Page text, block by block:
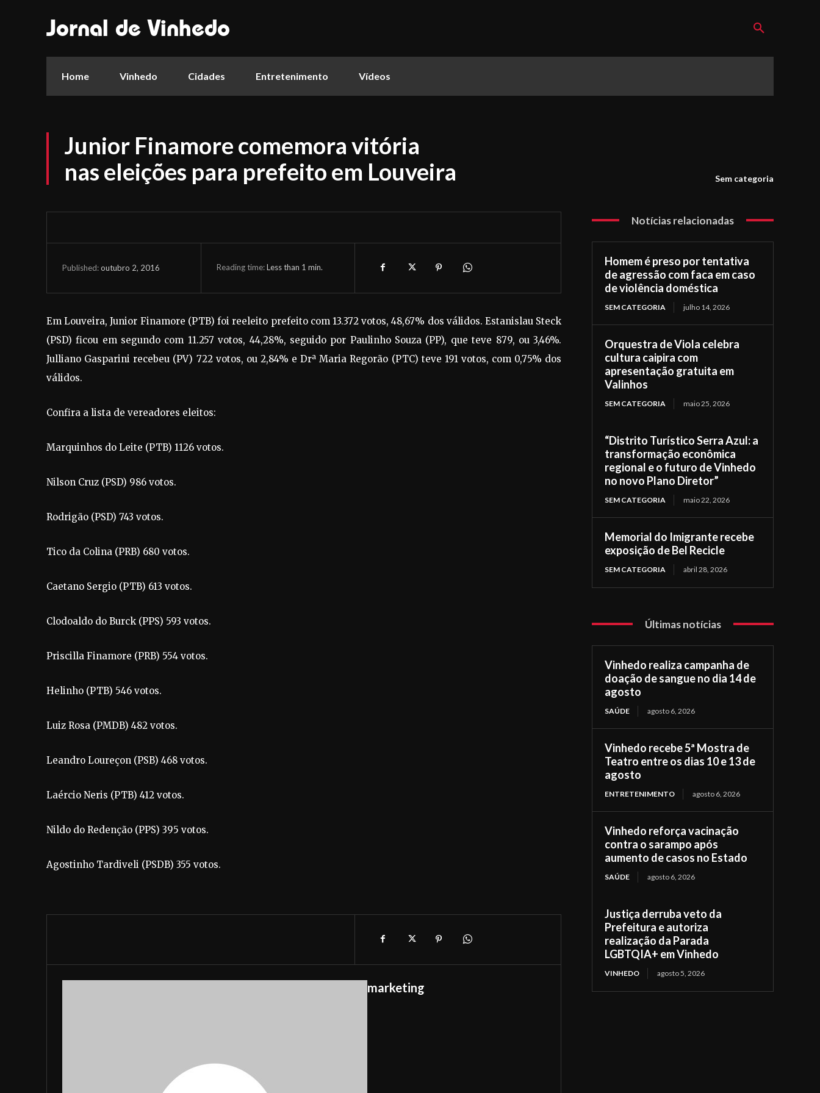
Jornal de Vinhedo
Home Vinhedo Cidades Entretenimento Vídeos
Junior Finamore comemora vitória
nas eleições para prefeito em Louveira
Sem categoria
Published:outubro 2, 2016 Reading time:Less than 1 min.
Em Louveira, Junior Finamore (PTB) foi reeleito prefeito com 13.372 votos, 48,67% dos válidos. Estanislau Steck
(PSD) ficou em segundo com 11.257 votos, 44,28%, seguido por Paulinho Souza (PP), que teve 879, ou 3,46%.
Julliano Gasparini recebeu (PV) 722 votos, ou 2,84% e Drª Maria Regorão (PTC) teve 191 votos, com 0,75% dos
válidos.
Confira a lista de vereadores eleitos:
Marquinhos do Leite (PTB) 1126 votos.
Nilson Cruz (PSD) 986 votos.
Rodrigão (PSD) 743 votos.
Tico da Colina (PRB) 680 votos.
Caetano Sergio (PTB) 613 votos.
Clodoaldo do Burck (PPS) 593 votos.
Priscilla Finamore (PRB) 554 votos.
Helinho (PTB) 546 votos.
Luiz Rosa (PMDB) 482 votos.
Leandro Loureçon (PSB) 468 votos.
Laércio Neris (PTB) 412 votos.
Nildo do Redenção (PPS) 395 votos.
Agostinho Tardiveli (PSDB) 355 votos.
marketing
Notícias relacionadas
Homem é preso por tentativa
de agressão com faca em caso
de violência doméstica
SEM CATEGORIA julho 14, 2026
Orquestra de Viola celebra
cultura caipira com
apresentação gratuita em
Valinhos
SEM CATEGORIA maio 25, 2026
“Distrito Turístico Serra Azul: a
transformação econômica
regional e o futuro de Vinhedo
no novo Plano Diretor”
SEM CATEGORIA maio 22, 2026
Memorial do Imigrante recebe
exposição de Bel Recicle
SEM CATEGORIA abril 28, 2026
Últimas notícias
Vinhedo realiza campanha de
doação de sangue no dia 14 de
agosto
SAÚDE agosto 6, 2026
Vinhedo recebe 5ª Mostra de
Teatro entre os dias 10 e 13 de
agosto
ENTRETENIMENTO agosto 6, 2026
Vinhedo reforça vacinação
contra o sarampo após
aumento de casos no Estado
SAÚDE agosto 6, 2026
Justiça derruba veto da
Prefeitura e autoriza
realização da Parada
LGBTQIA+ em Vinhedo
VINHEDO agosto 5, 2026